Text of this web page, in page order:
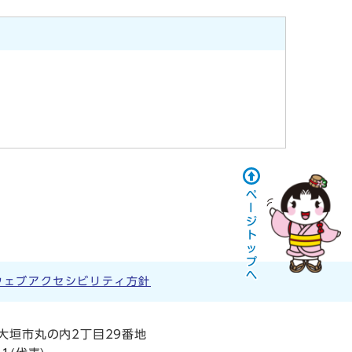
ェブアクセシビリティ方針
垣市丸の内2丁目29番地